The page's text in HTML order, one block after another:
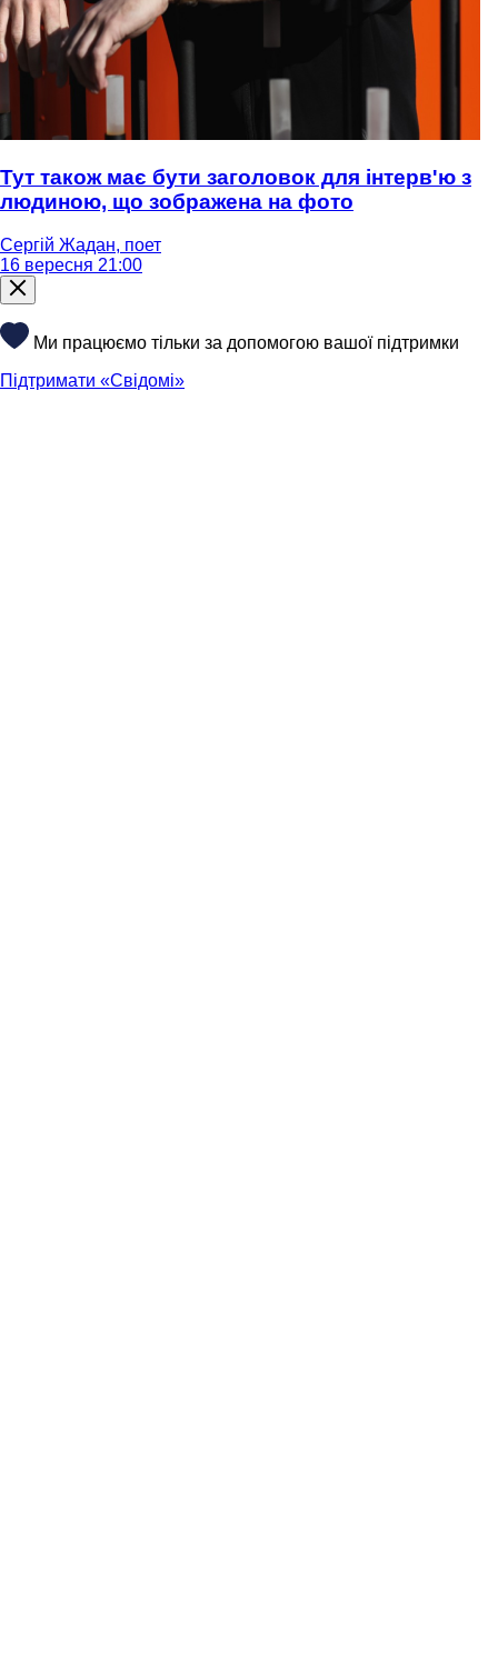
Тут також має бути заголовок для інтерв'ю з
людиною, що зображена на фото
Сергій Жадан, поет
16 вересня 21:00
Ми працюємо тільки за допомогою вашої підтримки
Підтримати «Свідомі»